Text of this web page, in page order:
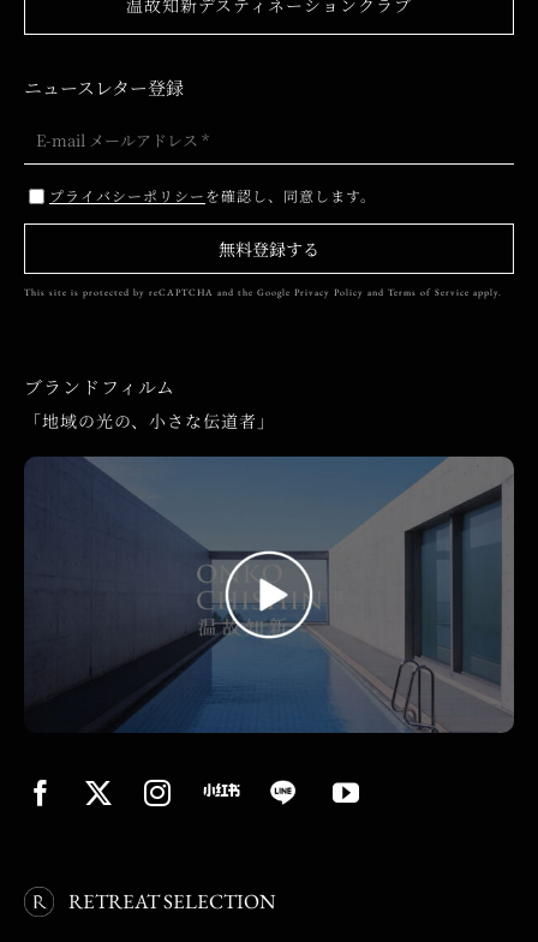
ニュースレター登録
プライバシーポリシーを確認し、同意します。
無料登録する
This site is protected by reCAPTCHA and the Google Privacy Policy and Terms of Service apply.
ブランドフィルム
「地域の光の、小さな伝道者」
RETREAT SELECTION